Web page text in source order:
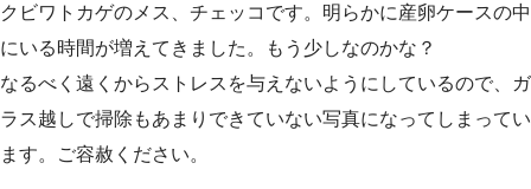
クビワトカゲのメス、チェッコです。明らかに産卵ケースの中
にいる時間が増えてきました。もう少しなのかな？
なるべく遠くからストレスを与えないようにしているので、ガ
ラス越しで掃除もあまりできていない写真になってしまってい
ます。ご容赦ください。